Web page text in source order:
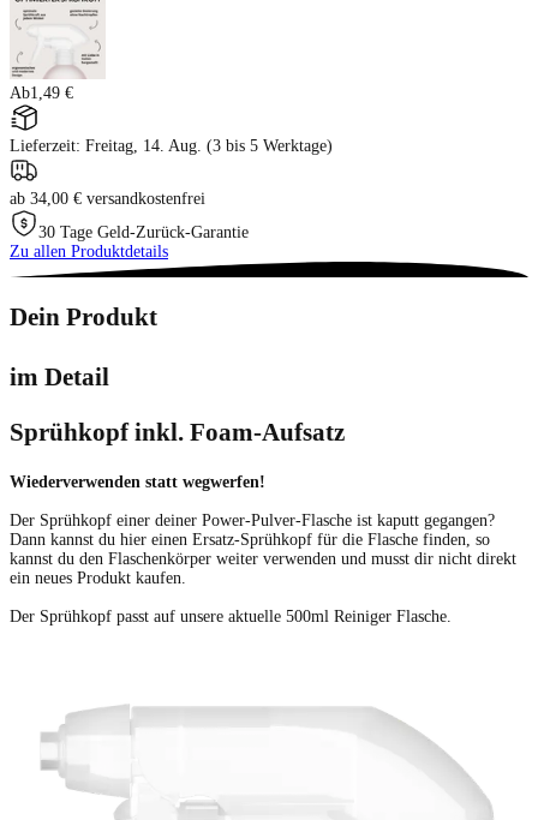
Ab1,49 €
Lieferzeit: Freitag, 14. Aug. (3 bis 5 Werktage)
ab 34,00 € versandkostenfrei
30 Tage Geld-Zurück-Garantie
Zu allen Produktdetails
Dein Produkt
im Detail
Sprühkopf inkl. Foam-Aufsatz
Wiederverwenden statt wegwerfen!
Der Sprühkopf einer deiner Power-Pulver-Flasche ist kaputt gegangen?
Dann kannst du hier einen Ersatz-Sprühkopf für die Flasche finden, so
kannst du den Flaschenkörper weiter verwenden und musst dir nicht direkt
ein neues Produkt kaufen.
Der Sprühkopf passt auf unsere aktuelle 500ml Reiniger Flasche.